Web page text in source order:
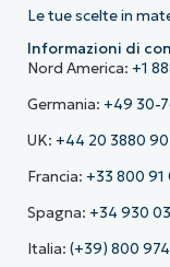
Le tue scelte in
Informazioni di
Nord America: +1
Germania: +49 30-
UK: +44 20 3880
Francia: +33 800 91
Spagna: +34 930
Italia: (+39) 800